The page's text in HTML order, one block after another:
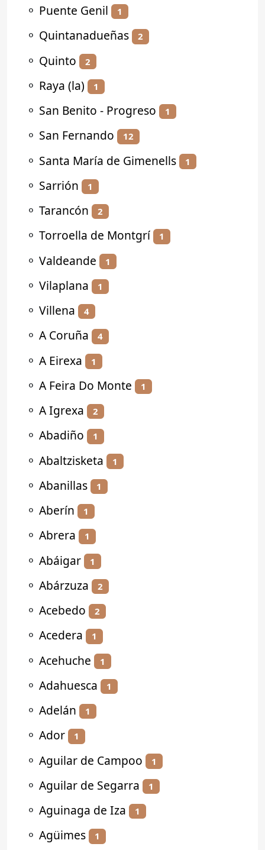
⚬ Puente Genil 1
⚬ Quintanadueñas 2
⚬ Quinto 2
⚬ Raya (la) 1
⚬ San Benito - Progreso 1
⚬ San Fernando 12
⚬ Santa María de Gimenells 1
⚬ Sarrión 1
⚬ Tarancón 2
⚬ Torroella de Montgrí 1
⚬ Valdeande 1
⚬ Vilaplana 1
⚬ Villena 4
⚬ A Coruña 4
⚬ A Eirexa 1
⚬ A Feira Do Monte 1
⚬ A Igrexa 2
⚬ Abadiño 1
⚬ Abaltzisketa 1
⚬ Abanillas 1
⚬ Aberín 1
⚬ Abrera 1
⚬ Abáigar 1
⚬ Abárzuza 2
⚬ Acebedo 2
⚬ Acedera 1
⚬ Acehuche 1
⚬ Adahuesca 1
⚬ Adelán 1
⚬ Ador 1
⚬ Aguilar de Campoo 1
⚬ Aguilar de Segarra 1
⚬ Aguinaga de Iza 1
⚬ Agüimes 1